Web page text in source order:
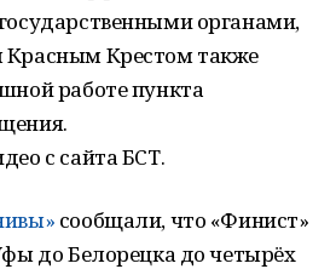
органами,
Крестом также
работе пункта
с сайта БСТ.
сообщали, что «Финист»
до Белорецка до четырёх